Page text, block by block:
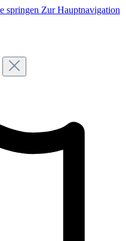
springen Zur Hauptnavigation